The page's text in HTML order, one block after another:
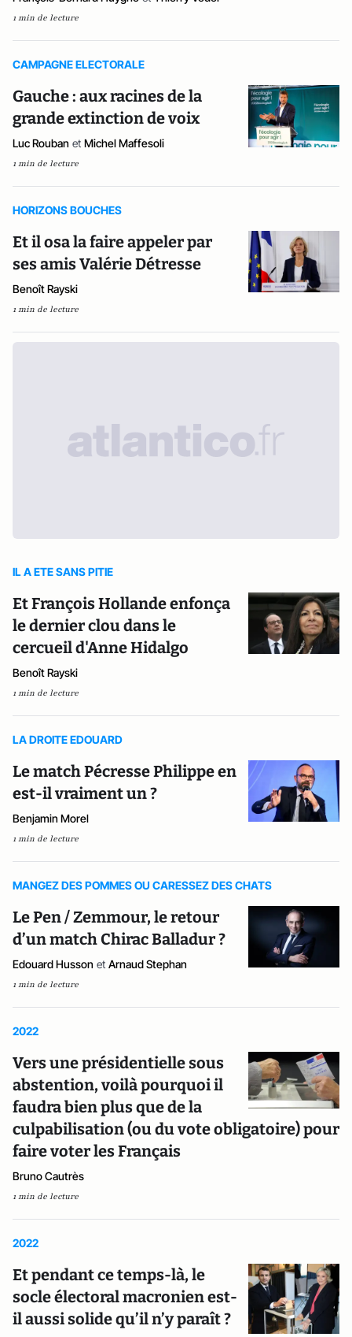
1 min de lecture
CAMPAGNE ELECTORALE
Gauche : aux racines de la
grande extinction de voix
Luc Rouban et Michel Maffesoli
1 min de lecture
HORIZONS BOUCHES
Et il osa la faire appeler par
ses amis Valérie Détresse
Benoît Rayski
1 min de lecture
IL A ETE SANS PITIE
Et François Hollande enfonça
le dernier clou dans le
cercueil d'Anne Hidalgo
Benoît Rayski
1 min de lecture
LA DROITE EDOUARD
Le match Pécresse Philippe en
est-il vraiment un ?
Benjamin Morel
1 min de lecture
MANGEZ DES POMMES OU CARESSEZ DES CHATS
Le Pen / Zemmour, le retour
d’un match Chirac Balladur ?
Edouard Husson et Arnaud Stephan
1 min de lecture
2022
Vers une présidentielle sous
abstention, voilà pourquoi il
faudra bien plus que de la
culpabilisation (ou du vote obligatoire) pour
faire voter les Français
Bruno Cautrès
1 min de lecture
2022
Et pendant ce temps-là, le
socle électoral macronien est-
il aussi solide qu’il n’y paraît ?